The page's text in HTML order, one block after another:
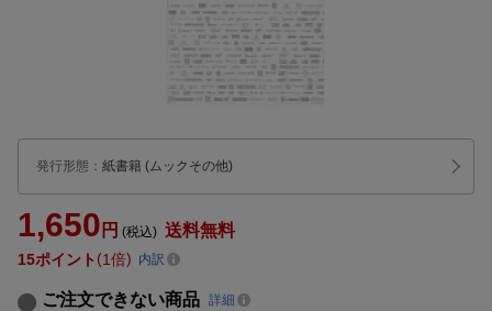
発行形態 ： 紙書籍 (ムックその他)
1,650 円 (税込) 送料無料
15ポイント 1倍 内訳
ご注文できない商品 詳細